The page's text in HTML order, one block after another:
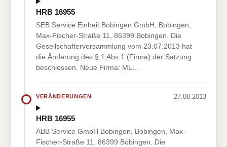
HRB 16955
SEB Service Einheit Bobingen GmbH, Bobingen,
Max-Fischer-Straße 11, 86399 Bobingen. Die
Gesellschafterversammlung vom 23.07.2013 hat
die Änderung des § 1 Abs.1 (Firma) der Satzung
beschlossen. Neue Firma: ML…
VERÄNDERUNGEN 27.08.2013
HRB 16955
ABB Service GmbH Bobingen, Bobingen, Max-
Fischer-Straße 11, 86399 Bobingen. Die